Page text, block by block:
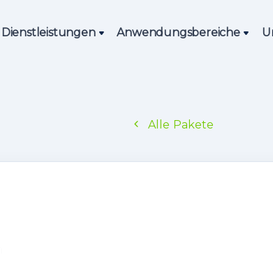
Dienstleistungen Anwendungsbereiche
Alle Pakete